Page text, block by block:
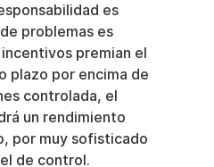
es
problemas es
premian el
plazo por encima de
controlada, el
un rendimiento
por muy sofisticado
de control.